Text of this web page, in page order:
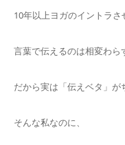
10年以上ヨガのイントラさ
言葉で伝えるのは相変わ
だから実は「伝えベタ」
そんな私なのに、